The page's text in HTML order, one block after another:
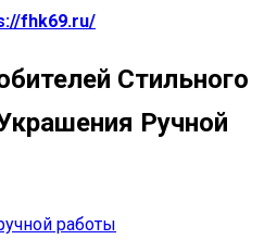
fhk69.ru/
Стильного
Ручной